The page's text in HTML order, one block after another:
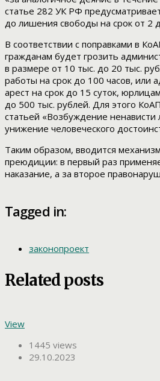
статье 282 УК РФ
до лишения свободы на срок от 2
В соответствии с поправками в
гражданам будет грозить
в размере от 10 тыс. до 20 тыс.
работы на срок до 100 часов, или
арест на срок до 15 суток,
до 500 тыс. рублей. Для этого
статьей «Возбуждение
унижение человеческого
Таким образом, вводится
преюдиции: в первый раз
наказание, а за второе
Tagged in:
законопроект
Related posts
View
1445 views
29.10.2023